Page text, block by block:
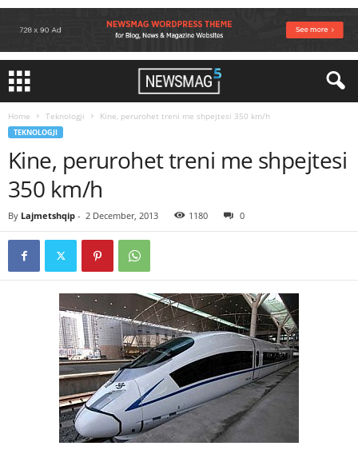
Home Teknologji Kine, perurohet treni me shpejtesi 350 km/h
TEKNOLOGJI
Kine, perurohet treni me shpejtesi
350 km/h
By Lajmetshqip - 2 December, 2013 1180 0